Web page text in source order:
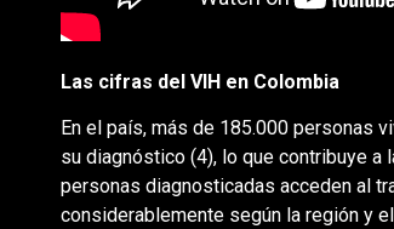
Las cifras del VIH en Colombia
En el país, más de 185.000 personas
su diagnóstico (4), lo que contribuye a
personas diagnosticadas acceden al
considerablemente según la región y